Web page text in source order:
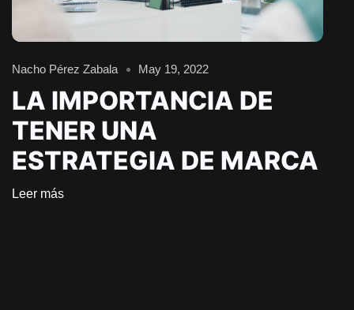
Nacho Pérez Zabala May 19, 2022
LA IMPORTANCIA DE
TENER UNA
ESTRATEGIA DE MARCA
Leer más